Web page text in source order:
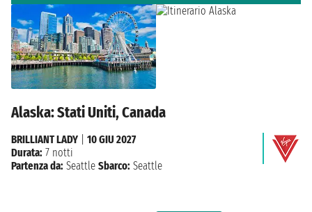
Alaska: Stati Uniti, Canada
BRILLIANT LADY
10 GIU 2027
Durata: 7 notti
Partenza da: Seattle Sbarco: Seattle